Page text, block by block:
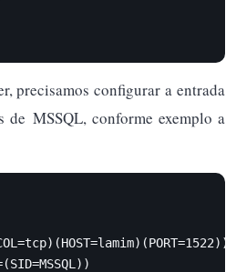
precisamos configurar a entrada
de MSSQL, conforme exemplo a